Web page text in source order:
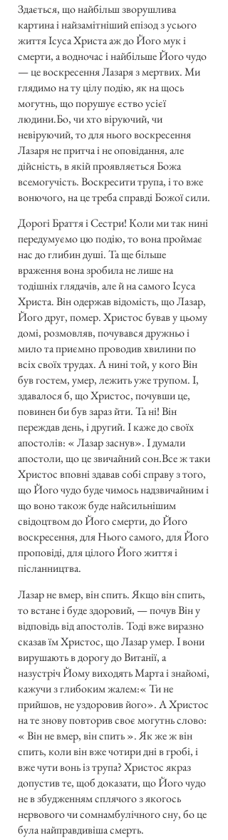
Здається, що найбільш зворушлива
картина і найзамітніший епізод з усього
життя Ісуса Христа аж до Його мук і
смерти, а водночас і найбільше Його чудо
— це воскресення Лазаря з мертвих. Ми
глядимо на ту цілу подію, як на щось
могутнь, що порушує єство усієї
людини.Бо, чи хто віруючий, чи
невіруючий, то для нього воскресення
Лазаря не притча і не оповідання, але
дійсність, в якій проявляється Божа
всемогучість. Воскресити трупа, і то вже
вонючого, на це треба справді Божої сили.
Дорогі Браття і Сестри! Коли ми так нині
передумуємо цю подію, то вона проймає
нас до глибин душі. Та ще більше
враження вона зробила не лише на
тодішніх глядачів, але й на самого Ісуса
Христа. Він одержав відомість, що Лазар,
Його друг, помер. Христос бував у цьому
домі, розмовляв, почувався дружньо і
мило та приємно проводив хвилини по
всіх своїх трудах. А нині той, у кого Він
був гостем, умер, лежить уже трупом. І,
здавалося б, що Христос, почувши це,
повинен би був зараз йти. Та ні! Він
переждав день, і другий. І каже до своїх
апостолів: « Лазар заснув». І думали
апостоли, що це звичайний сон.Все ж таки
Христос вповні здавав собі справу з того,
що Його чудо буде чимось надзвичайним і
що воно також буде найсильнішим
свідоцтвом до Його смерти, до Його
воскресення, для Нього самого, для Його
проповіді, для цілого Його життя і
післанництва.
Лазар не вмер, він спить. Якщо він спить,
то встане і буде здоровий, — почув Він у
відповідь від апостолів. Тоді вже виразно
сказав їм Христос, що Лазар умер. І вони
вирушають в дорогу до Витанії, а
назустріч Йому виходять Марта і знайомі,
кажучи з глибоким жалем:« Ти не
прийшов, не уздоровив його». А Христос
на те знову повторив своє могутнь слово:
« Він не вмер, він спить ». Як же ж він
спить, коли він вже чотири дні в гробі, і
вже чути вонь із трупа? Христос якраз
допустив те, щоб доказати, що Його чудо
не в збудженням сплячого з якогось
нервового чи сомнамбулічного сну, бо це
була найправдивіша смерть.